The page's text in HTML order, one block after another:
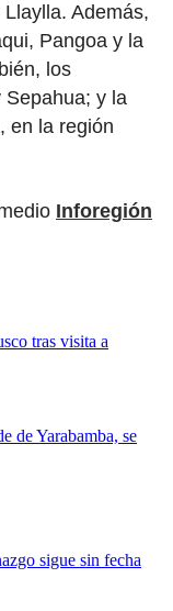
Además,
Pangoa y la
los
Sepahua; y la
en la región
Inforegión
tras visita a
de Yarabamba, se